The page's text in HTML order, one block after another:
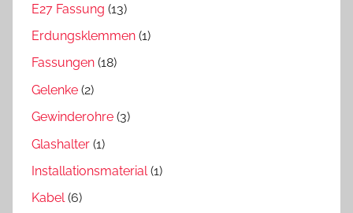
E27 Fassung (13)
Erdungsklemmen (1)
Fassungen (18)
Gelenke (2)
Gewinderohre (3)
Glashalter (1)
Installationsmaterial(1)
Kabel(6)